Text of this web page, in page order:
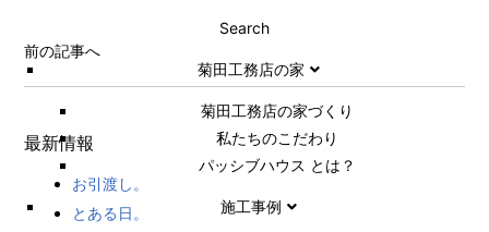
Search
菊田工務店の家
菊田工務店の家づくり​
私たちのこだわり
パッシブハウス とは？
施工事例
前の記事へ
最新情報
お引渡し。
とある日。